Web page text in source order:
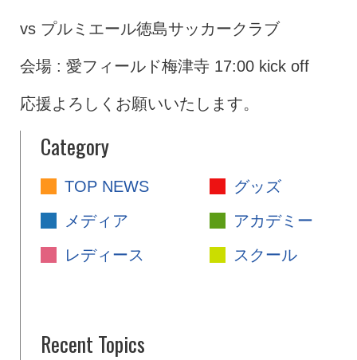
vs プルミエール徳島サッカークラブ
会場 : 愛フィールド梅津寺 17:00 kick off
応援よろしくお願いいたします。
Category
TOP NEWS
グッズ
メディア
アカデミー
レディース
スクール
Recent Topics